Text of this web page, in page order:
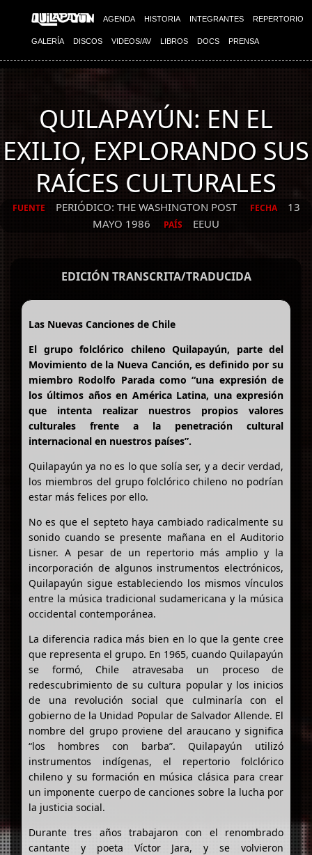
AGENDA HISTORIA INTEGRANTES REPERTORIO
GALERÍA DISCOS VIDEOS/AV LIBROS DOCS PRENSA
QUILAPAYÚN: EN EL
EXILIO, EXPLORANDO SUS
RAÍCES CULTURALES
FUENTE PERIÓDICO: THE WASHINGTON POST FECHA
13
MAYO 1986
PAÍS EEUU
EDICIÓN TRANSCRITA/TRADUCIDA
Las Nuevas Canciones de Chile
El grupo folclórico chileno Quilapayún, parte del
Movimiento de la Nueva Canción, es definido por su
miembro Rodolfo Parada como “una expresión de
los últimos años en América Latina, una expresión
que intenta realizar nuestros propios valores
culturales frente a la penetración cultural
internacional en nuestros países”.
Quilapayún ya no es lo que solía ser, y a decir verdad,
los miembros del grupo folclórico chileno no podrían
estar más felices por ello.
No es que el septeto haya cambiado radicalmente su
sonido cuando se presente mañana en el Auditorio
Lisner. A pesar de un repertorio más amplio y la
incorporación de algunos instrumentos electrónicos,
Quilapayún sigue estableciendo los mismos vínculos
entre la música tradicional sudamericana y la música
occidental contemporánea.
La diferencia radica más bien en lo que la gente cree
que representa el grupo. En 1965, cuando Quilapayún
se formó, Chile atravesaba un proceso de
redescubrimiento de su cultura popular y los inicios
de una revolución social que culminaría con el
gobierno de la Unidad Popular de Salvador Allende. El
nombre del grupo proviene del araucano y significa
“los hombres con barba”. Quilapayún utilizó
instrumentos indígenas, el repertorio folclórico
chileno y su formación en música clásica para crear
un imponente cuerpo de canciones sobre la lucha por
la justicia social.
Durante tres años trabajaron con el renombrado
cantante y poeta Víctor Jara, y se volvieron